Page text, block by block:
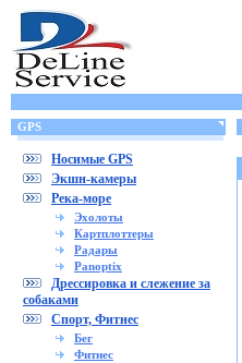
GPS
Носимые GPS
Экшн-камеры
Река-море
Эхолоты
Картплоттеры
Радары
Panoptix
Дрессировка и слежение за
собаками
Спорт, Фитнес
Бег
Фитнес